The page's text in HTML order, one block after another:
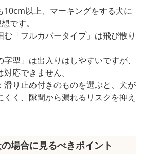
10cm以上、マーキングをする犬に
です。
む「フルカバータイプ」は飛び散り
型」は出入りはしやすいですが、
応できません。
：滑り止め付きのものを選ぶと、犬が
く、隙間から漏れるリスクを抑え
場合に見るべきポイント